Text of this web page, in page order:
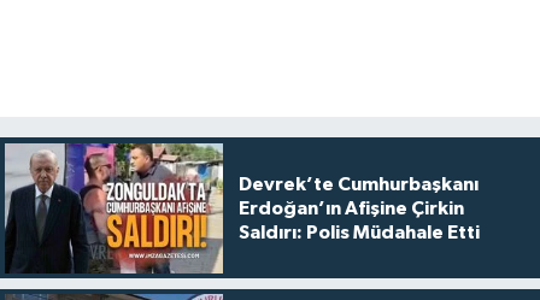
Devrek’te Cumhurbaşkanı
Erdoğan’ın Afişine Çirkin
Saldırı: Polis Müdahale Etti